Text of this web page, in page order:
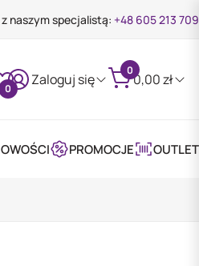
naszym specjalistą: +48 605 213 709
0
Zaloguj się
0
0,00zł
PROMOCJE OUTLET